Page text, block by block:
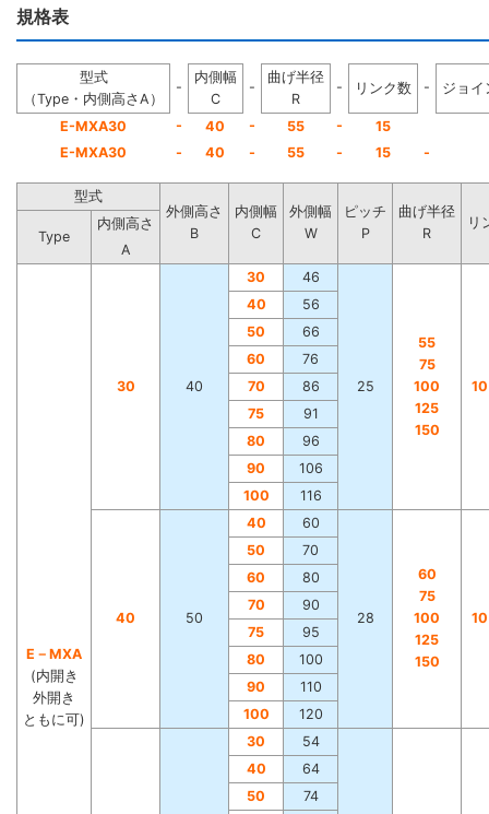
規格表
型式
（Type・内側高さA）
-
内側幅
C
-
曲げ半径
R
- リンク数 - ジョイ
E-MXA30 - 40 - 55 -
15
E-MXA30
- 40 - 55 - 15 -
型式
外側高さ
B
内側幅
C
外側幅
W
ピッチ
P
曲げ半径
R
リ
Type
内側高さ
A
E－MXA
(内開き
外開き
ともに可)
30 40
30 46
25
55
75
100
125
150
40
56
50
66
60
76
70
86
75
91
80
96
90
106
100
116
40 50
40 60
28
60
75
100
125
150
50
70
60
80
70
90
75
95
80
100
90
110
100
120
30 54
40
64
50
74